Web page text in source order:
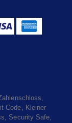
,
Code, Kleiner
, Security Safe,